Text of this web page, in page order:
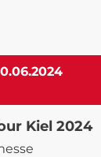
Kiel 2024